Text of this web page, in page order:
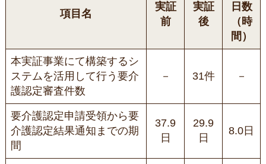
項目名
実証
前
実証
後
日数
（時
間）
本実証事業にて構築するシ
ステムを活用して行う要介
護認定審査件数
－ 31件 －
要介護認定申請受領から要
介護認定結果通知までの期
間
37.9
日
29.9
日
8.0日